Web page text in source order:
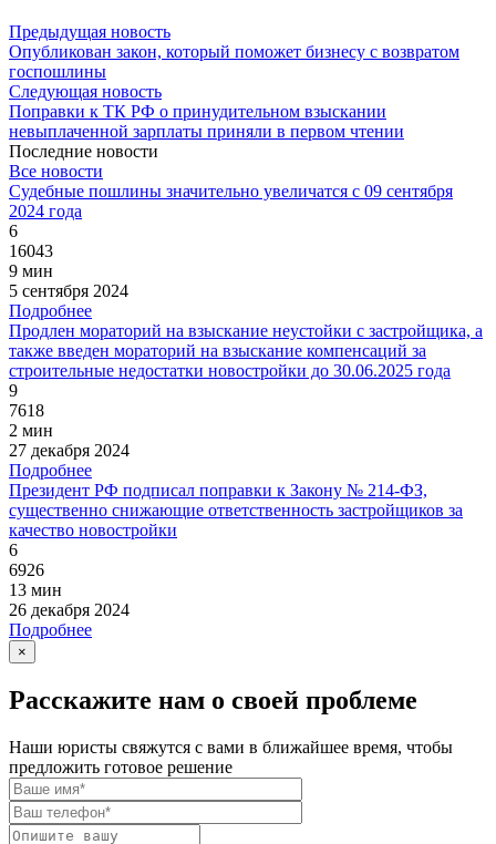
Предыдущая новость
Опубликован закон, который поможет бизнесу с возвратом
госпошлины
Следующая новость
Поправки к ТК РФ о принудительном взыскании
невыплаченной зарплаты приняли в первом чтении
Последние новости
Все новости
Судебные пошлины значительно увеличатся с 09 сентября
2024 года
6
16043
9 мин
5 сентября 2024
Подробнее
Продлен мораторий на взыскание неустойки с застройщика, а
также введен мораторий на взыскание компенсаций за
строительные недостатки новостройки до 30.06.2025 года
9
7618
2 мин
27 декабря 2024
Подробнее
Президент РФ подписал поправки к Закону № 214-ФЗ,
существенно снижающие ответственность застройщиков за
качество новостройки
6
6926
13 мин
26 декабря 2024
Подробнее
×
Расскажите нам о своей проблеме
Наши юристы свяжутся с вами в ближайшее время, чтобы
предложить готовое решение